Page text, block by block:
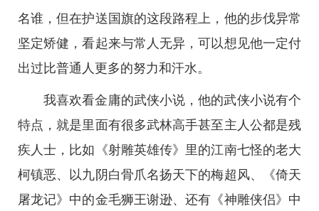
名谁，但在护送国旗的这段路程上，他的步伐异常
坚定矫健，看起来与常人无异，可以想见他一定付
出过比普通人更多的努力和汗水。
我喜欢看金庸的武侠小说，他的武侠小说有个
特点，就是里面有很多武林高手甚至主人公都是残
疾人士，比如《射雕英雄传》里的江南七怪的老大
柯镇恶、以九阴白骨爪名扬天下的梅超风、《倚天
屠龙记》中的金毛狮王谢逊、还有《神雕侠侣》中